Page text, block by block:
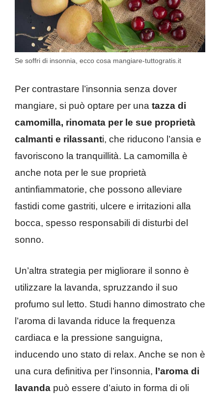
Se soffri di insonnia, ecco cosa mangiare-tuttogratis.it
Per contrastare l’insonnia senza dover
mangiare, si può optare per una tazza di
camomilla, rinomata per le sue proprietà
calmanti e rilassanti, che riducono l’ansia e
favoriscono la tranquillità. La camomilla è
anche nota per le sue proprietà
antinfiammatorie, che possono alleviare
fastidi come gastriti, ulcere e irritazioni alla
bocca, spesso responsabili di disturbi del
sonno.
Un’altra strategia per migliorare il sonno è
utilizzare la lavanda, spruzzando il suo
profumo sul letto. Studi hanno dimostrato che
l’aroma di lavanda riduce la frequenza
cardiaca e la pressione sanguigna,
inducendo uno stato di relax. Anche se non è
una cura definitiva per l’insonnia, l’aroma di
lavanda può essere d’aiuto in forma di oli